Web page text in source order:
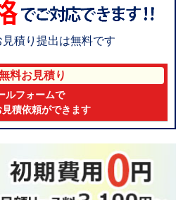
積り提出は無料です
料お見積り
ルフォームで
積依頼ができます